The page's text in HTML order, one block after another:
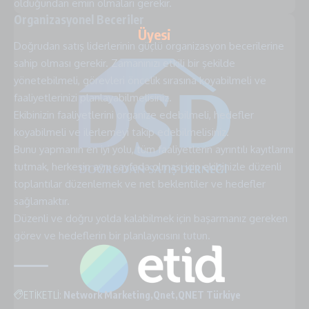
olduğundan emin olmaları gerekir.
Doğrudan satış liderlerinin güçlü organizasyon becerilerine
sahip olması gerekir. Zamanınızı etkili bir şekilde
yönetebilmeli, görevleri öncelik sırasına koyabilmeli ve
faaliyetlerinizi planlayabilmelisiniz.
Ekibinizin faaliyetlerini organize edebilmeli, hedefler
koyabilmeli ve ilerlemeyi takip edebilmelisiniz.
Bunu yapmanın en iyi yolu, tüm faaliyetlerin ayrıntılı kayıtlarını
tutmak, herkesin aynı sayfada olması için ekibinizle düzenli
toplantılar düzenlemek ve net beklentiler ve hedefler
sağlamaktır.
Düzenli ve doğru yolda kalabilmek için başarmanız gereken
görev ve hedeflerin bir planlayıcısını tutun.
ETİKETLİ: Network Marketing Qnet QNET Türkiye
Üyesi